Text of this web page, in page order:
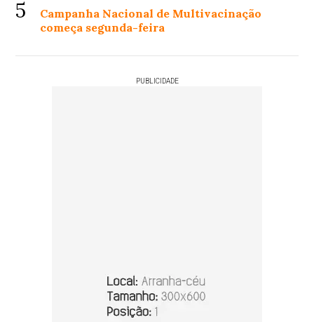
5
Campanha Nacional de Multivacinação
começa segunda-feira
PUBLICIDADE